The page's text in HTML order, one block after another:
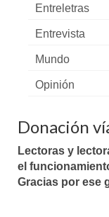
Entreletras
Entrevista
Mundo
Opinión
Donación
Lectoras y
el
Gracias por ese